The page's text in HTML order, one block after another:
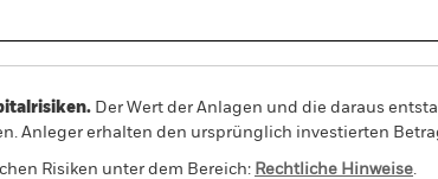
Der Wert der Anlagen und die daraus
Anleger erhalten den ursprünglich investierten
Risiken unter dem Bereich: Rechtliche Hinweise.